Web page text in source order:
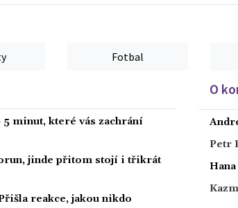
Fotbal
minut, které vás zachrání
jinde přitom stojí i třikrát
reakce, jakou nikdo
O
Petr